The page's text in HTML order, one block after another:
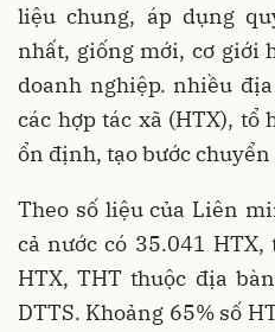
liệu chung, áp dụng
nhất, giống mới, cơ giới
doanh nghiệp. nhiều
các hợp tác xã (HTX), tổ
ổn định, tạo bước
Theo số liệu của Liên
cả nước có 35.041
HTX, THT thuộc địa
DTTS. Khoảng 65% số